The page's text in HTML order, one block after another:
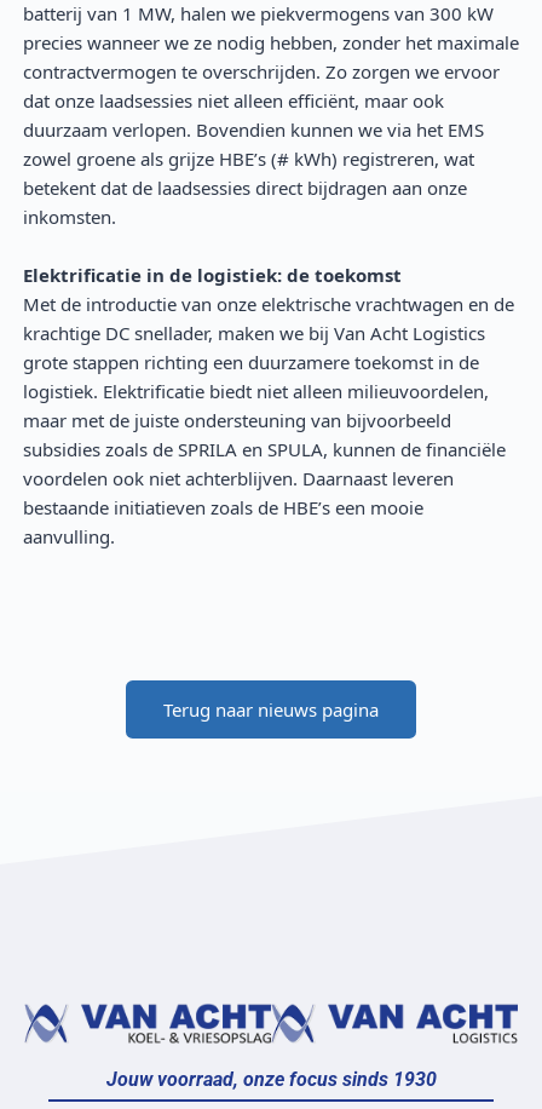
batterij van 1 MW, halen we piekvermogens van 300 kW
precies wanneer we ze nodig hebben, zonder het maximale
contractvermogen te overschrijden. Zo zorgen we ervoor
dat onze laadsessies niet alleen efficiënt, maar ook
duurzaam verlopen. Bovendien kunnen we via het EMS
zowel groene als grijze HBE’s (# kWh) registreren, wat
betekent dat de laadsessies direct bijdragen aan onze
inkomsten.
Elektrificatie in de logistiek: de toekomst
Met de introductie van onze elektrische vrachtwagen en de
krachtige DC snellader, maken we bij Van Acht Logistics
grote stappen richting een duurzamere toekomst in de
logistiek. Elektrificatie biedt niet alleen milieuvoordelen,
maar met de juiste ondersteuning van bijvoorbeeld
subsidies zoals de SPRILA en SPULA, kunnen de financiële
voordelen ook niet achterblijven. Daarnaast leveren
bestaande initiatieven zoals de HBE’s een mooie
aanvulling.
Terug naar nieuws pagina
Jouw voorraad, onze focus sinds 1930